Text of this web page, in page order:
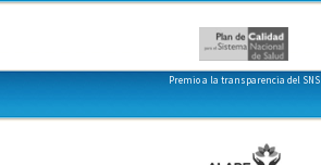
Premio a la transparencia del SNS